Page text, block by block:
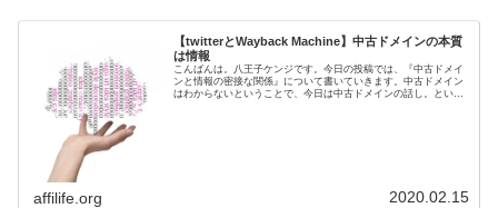
【twitterとWayback Machine】中古ドメインの本質
は情報
こんばんは。八王子ケンジです。今日の投稿では、『中古ドメイ
ンと情報の密接な関係』について書いていきます。中古ドメイン
はわからないということで、今日は中古ドメインの話し。といっ
affilife.org 2020.02.15